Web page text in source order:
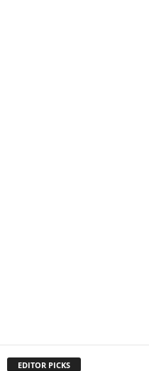
EDITOR PICKS